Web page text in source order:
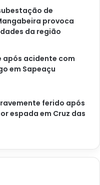
de
provoca
da região
após acidente com
em Sapeaçu
ferido após
espada em Cruz das